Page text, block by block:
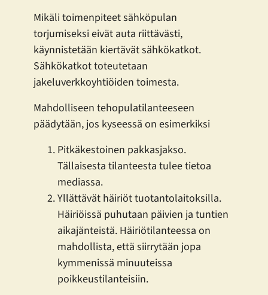
Mikäli toimenpiteet sähköpulan
torjumiseksi eivät auta riittävästi,
käynnistetään kiertävät sähkökatkot.
Sähkökatkot toteutetaan
jakeluverkkoyhtiöiden toimesta.
Mahdolliseen tehopulatilanteeseen
päädytään, jos kyseessä on esimerkiksi
Pitkäkestoinen pakkasjakso.
Tällaisesta tilanteesta tulee tietoa
mediassa.
Yllättävät häiriöt tuotantolaitoksilla.
Häiriöissä puhutaan päivien ja tuntien
aikajänteistä. Häiriötilanteessa on
mahdollista, että siirrytään jopa
kymmenissä minuuteissa
poikkeustilanteisiin.